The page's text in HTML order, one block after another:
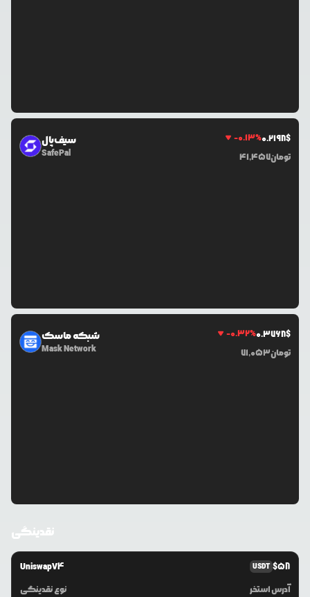
سیف‌پال
SafePal
-0.13%0.2198$
41,457تومان
شبکه ماسک
Mask Network
-0.32%0.3768$
71,053تومان
نقدینگی
UniswapV4 USDT $58
نوع نقدینگی
آدرس استخر